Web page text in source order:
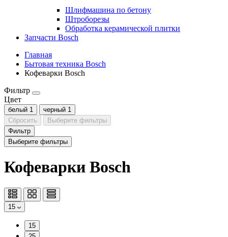
Шлифмашина по бетону
Штроборезы
Обработка керамической плитки
Запчасти Bosch
Главная
Бытовая техника Bosch
Кофеварки Bosch
Фильтр
Цвет
белый 1 черный 1
Сбросить
Выберите фильтры
Фильтр
Выберите фильтры
Кофеварки Bosch
15
15